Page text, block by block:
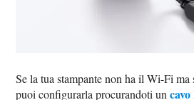
Se la tua stampante non ha il Wi-Fi ma
puoi configurarla procurandoti un